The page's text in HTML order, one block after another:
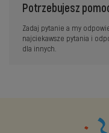
Potrzebujesz
Zadaj pytanie a my
najciekawsze pytania i
dla innych.